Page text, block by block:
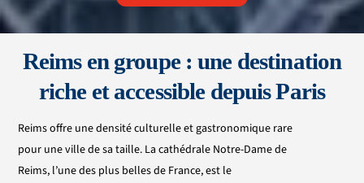
Reims en groupe:unedestination
riche et accessible depuis Paris
Reims offre une densité culturelle et gastronomique rare
pour une ville de sa taille. La cathédrale Notre-Dame de
Reims, l’une des plus belles de France, est le